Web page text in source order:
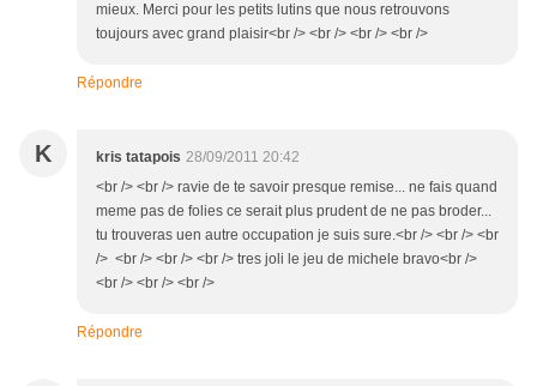
mieux. Merci pour les petits lutins que nous retrouvons
toujours avec grand plaisir<br /> <br /> <br /> <br />
Répondre
K kris tatapois 28/09/2011 20:42
<br /> <br /> ravie de te savoir presque remise... ne fais quand
meme pas de folies ce serait plus prudent de ne pas broder...
tu trouveras uen autre occupation je suis sure.<br /> <br /> <br
/> <br /> <br /> <br /> tres joli le jeu de michele bravo<br />
<br /> <br /> <br />
Répondre